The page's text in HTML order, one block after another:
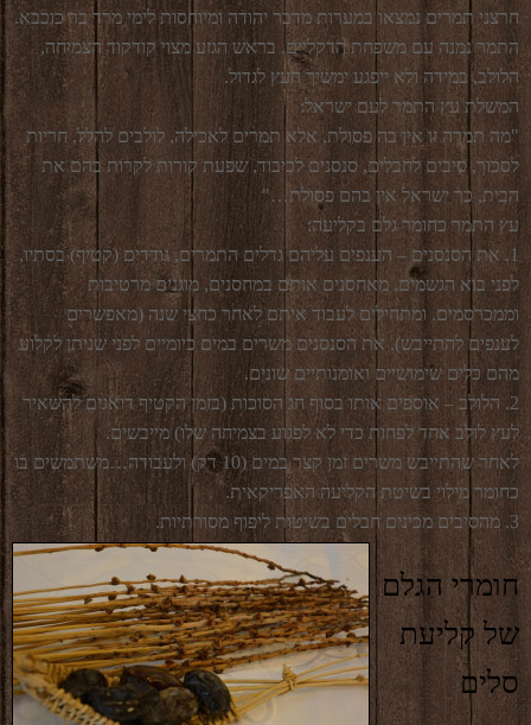
חרצני תמרים נמצאו במערות מדבר יהודה ומיוחסות לימי מרד בר כוכבא.
התמר נמנה עם משפחת הדקליים. בראש הגזע מצוי קודקוד הצמיחה,
הלולב, במידה ולא ייפגע ימשיך העץ לגדול.
המשלת עץ התמר לעם ישראל:
"מה תמרה זו אין בה פסולת, אלא תמרים לאכילה, לולבים להלל, חריות
לסכוך, סיבים לחבלים, סנסנים לכיבוד, שפעת קורות לקרות בהם את
הבית, כך ישראל אין בהם פסולת…"
עץ התמר כחומר גלם בקליעה:
1. את הסנסנים – הענפים עליהם גדלים התמרים, גודדים (קטיף) בסתיו,
לפני בוא הגשמים. מאחסנים אותם במחסנים, מוגנים מרטיבות
וממכרסמים. ומתחילים לעבוד איתם לאחר כחצי שנה (מאפשרים
לענפים להתייבש). את הסנסנים משרים במים כיומיים לפני שניתן לקלוע
מהם כלים שימושיים ואומנותיים שונים.
2. הלולב – אוספים אותו בסוף חג הסוכות (בזמן הקטיף דואגים להשאיר
לעץ לולב אחד לפחות כדי לא לפגוע בצמיחה שלו) מייבשים.
לאחר שהתייבש משרים זמן קצר במים (10 דק) ולעבודה…משתמשים בו
כחומר מילוי בשיטת הקליעה האפריקאית.
3. מהסיבים מכינים חבלים בשיטות ליפוף מסורתיות.
חומרי הגלם
של קליעת
סלים